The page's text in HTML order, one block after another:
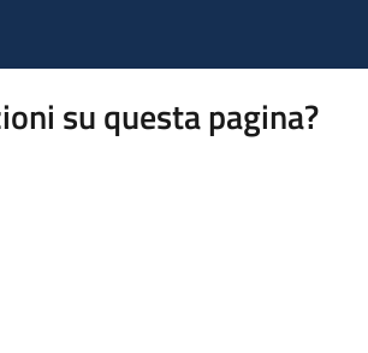
su questa pagina?